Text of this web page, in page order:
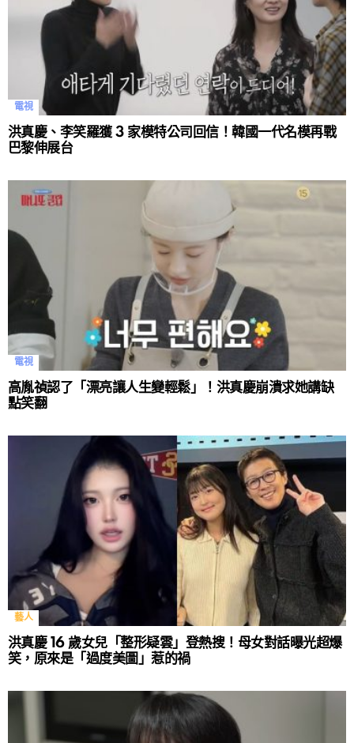
電視
洪真慶、李笑羅獲 3 家模特公司回信！韓國一代名模再戰
巴黎伸展台
電視
高胤禎認了「漂亮讓人生變輕鬆」！洪真慶崩潰求她講缺
點笑翻
藝人
洪真慶 16 歲女兒「整形疑雲」登熱搜！母女對話曝光超爆
笑，原來是「過度美圖」惹的禍